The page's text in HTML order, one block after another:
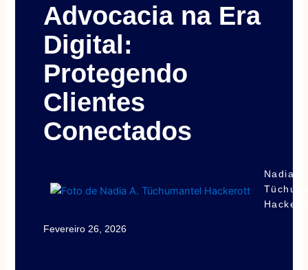
Advocacia na Era
Digital:
Protegendo
Clientes
Conectados
Nadia A.
Fevereiro 26, 2026